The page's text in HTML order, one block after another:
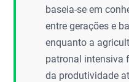
baseia-se em
entre gerações e
enquanto a
patronal intensiva
da produtividade